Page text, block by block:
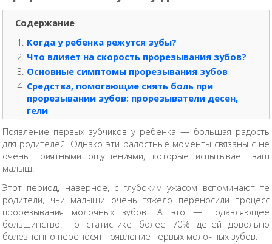
Содержание
Когда у ребенка режутся зубы?
Что влияет на скорость прорезывания зубов?
Основные симптомы прорезывания зубов
Средства, помогающие снять боль при
прорезывании зубов: прорезыватели десен,
гели
Появление первых зубчиков у ребенка — большая радость
для родителей. Однако эти радостные моменты связаны с не
очень приятными ощущениями, которые испытывает ваш
малыш.
Этот период, наверное, с глубоким ужасом вспоминают те
родители, чьи малыши очень тяжело переносили процесс
прорезывания молочных зубов. А это — подавляющее
большинство: по статистике более 70% детей довольно
болезненно переносят появление первых молочных зубов.